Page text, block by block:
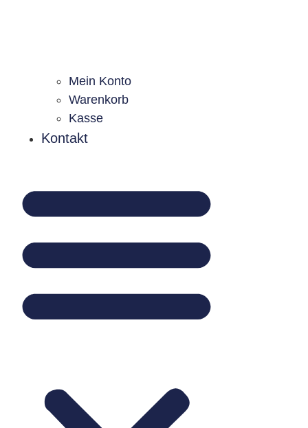
Mein Konto
Warenkorb
Kasse
Kontakt